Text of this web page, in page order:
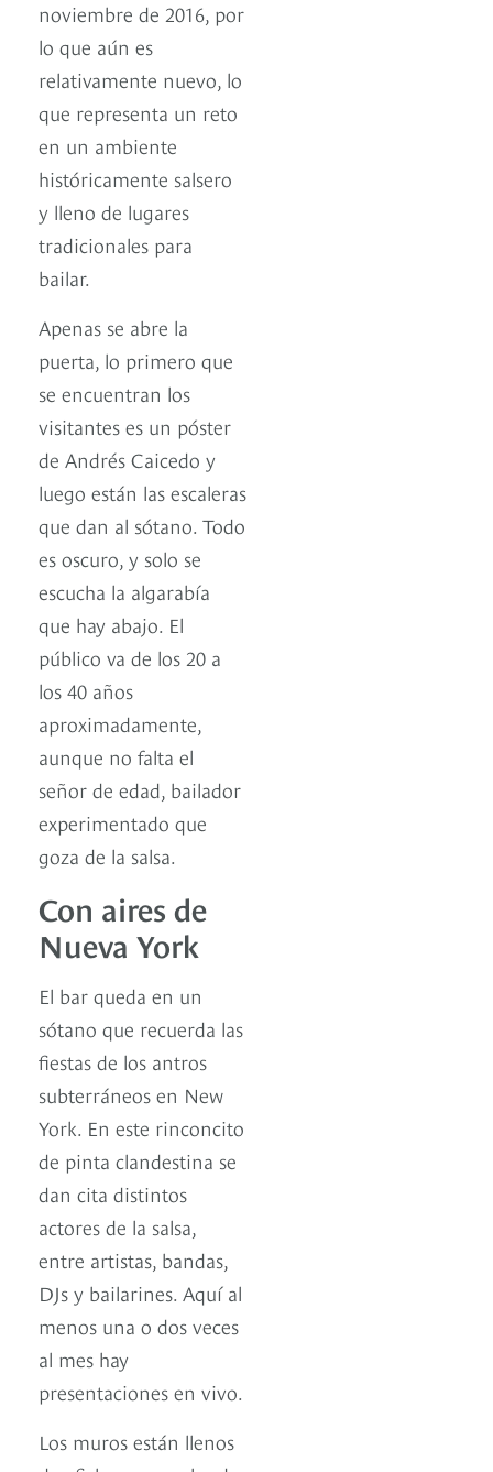
noviembre de 2016, por
lo que aún es
relativamente nuevo, lo
que representa un reto
en un ambiente
históricamente salsero
y lleno de lugares
tradicionales para
bailar.
Apenas se abre la
puerta, lo primero que
se encuentran los
visitantes es un póster
de Andrés Caicedo y
luego están las escaleras
que dan al sótano. Todo
es oscuro, y solo se
escucha la algarabía
que hay abajo. El
público va de los 20 a
los 40 años
aproximadamente,
aunque no falta el
señor de edad, bailador
experimentado que
goza de la salsa.
Con aires de
Nueva York
El bar queda en un
sótano que recuerda las
fiestas de los antros
subterráneos en New
York. En este rinconcito
de pinta clandestina se
dan cita distintos
actores de la salsa,
entre artistas, bandas,
DJs y bailarines. Aquí al
menos una o dos veces
al mes hay
presentaciones en vivo.
Los muros están llenos